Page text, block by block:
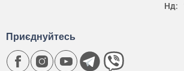
Нд:
Приєднуйтесь